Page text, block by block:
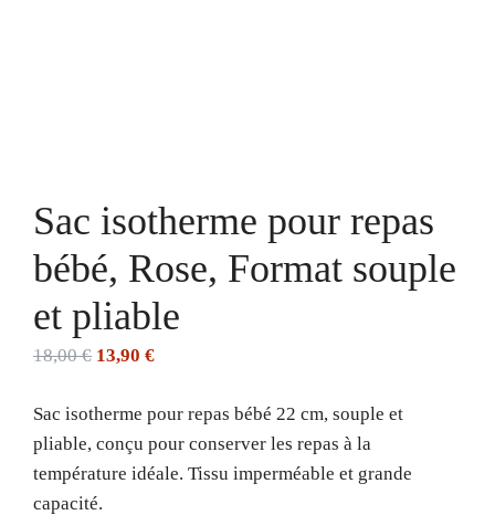
Sac isotherme pour repas
bébé, Rose, Format souple
et pliable
18,00€ Le
initial
était :
18,00 €.
13,90 €Le
actuel
est :
13,90 €.
Sac isotherme pour repas bébé 22 cm, souple et
pliable, conçu pour conserver les repas à la
température idéale. Tissu imperméable et grande
capacité.